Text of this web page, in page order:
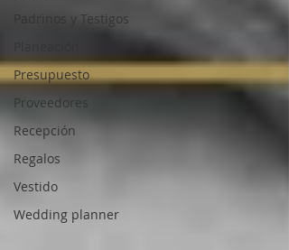
Padrinos y Testigos
Presupuesto
Proveedores
Recepción
Regalos
Vestido
Wedding planner